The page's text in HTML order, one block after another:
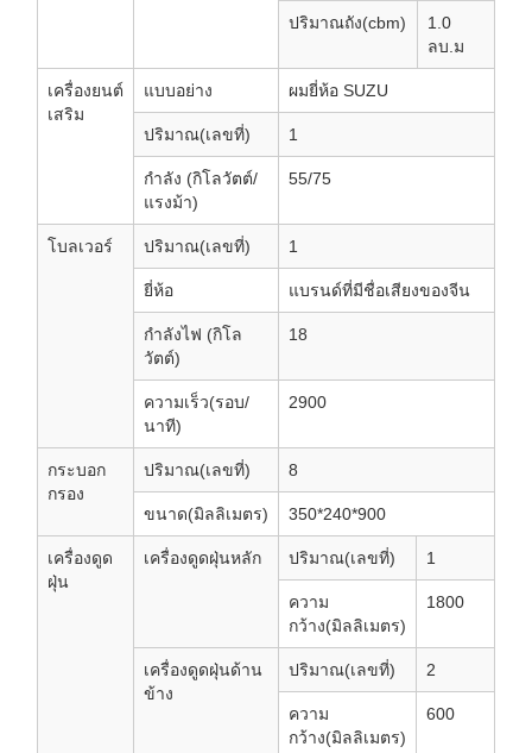
ปริมาณถัง(cbm)
1.0
ลบ.ม
เครื่องยนต์
เสริม
แบบอย่าง ผมยี่ห้อ SUZU
ปริมาณ(เลขที่) 1
กำลัง (กิโลวัตต์/
แรงม้า)
55/75
โบลเวอร์ ปริมาณ(เลขที่) 1
ยี่ห้อ แบรนด์ที่มีชื่อเสียงของจีน
กำลังไฟ (กิโล
วัตต์)
18
ความเร็ว(รอบ/
นาที)
2900
กระบอก
กรอง
ปริมาณ(เลขที่) 8
ขนาด(มิลลิเมตร) 350*240*900
เครื่องดูด
ฝุ่น
เครื่องดูดฝุ่นหลัก ปริมาณ(เลขที่) 1
ความ
กว้าง(มิลลิเมตร)
1800
เครื่องดูดฝุ่นด้าน
ข้าง
ปริมาณ(เลขที่) 2
ความ
กว้าง(มิลลิเมตร)
600